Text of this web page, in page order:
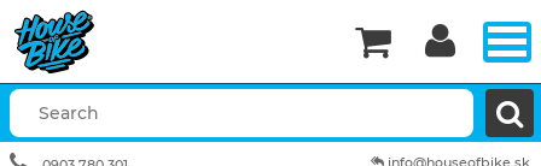


info@houseofbike.sk